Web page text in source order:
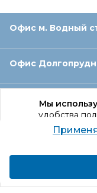
Мы
удобства
Продолжая
согласие на
Офис м. Водный
Офис
Офис
Оформление